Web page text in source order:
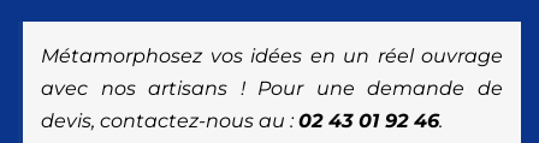
Métamorphosez vos idées en un réel ouvrage
avec nos artisans ! Pour une demande de
devis, contactez-nous au :02 43 01 92 46.